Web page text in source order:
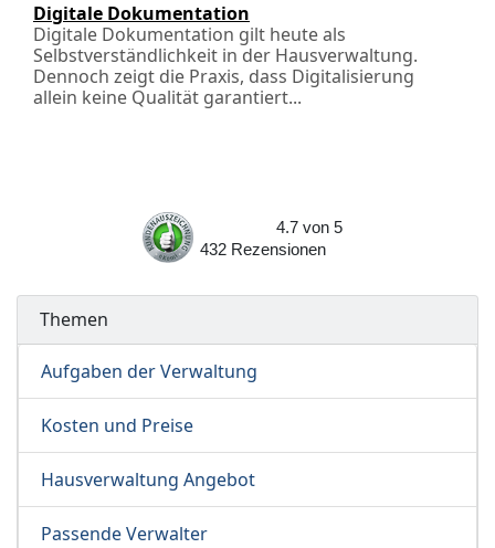
Digitale Dokumentation
Digitale Dokumentation gilt heute als
Selbstverständlichkeit in der Hausverwaltung.
Dennoch zeigt die Praxis, dass Digitalisierung
allein keine Qualität garantiert...
4.7 von 5
432
Rezensionen
Themen
Aufgaben der Verwaltung
Kosten und Preise
Hausverwaltung Angebot
Passende Verwalter